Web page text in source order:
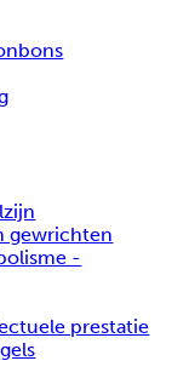
gewrichten
-
prestatie